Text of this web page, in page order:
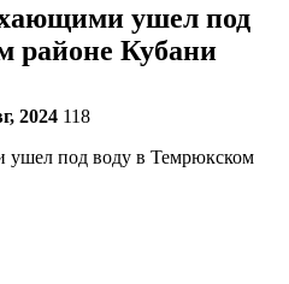
ушел под
районе Кубани
2024 118
видео